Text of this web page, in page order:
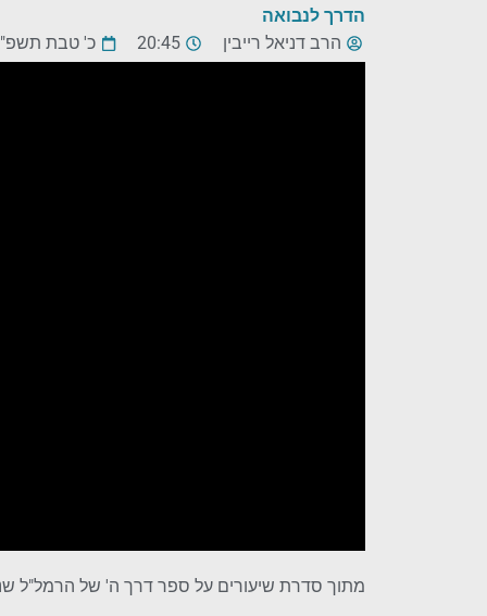
הדרך לנבואה
הרב דניאל רייבין
20:45 כ' טבת
מתוך סדרת שיעורים על ספר דרך ה' של הרמל"ל